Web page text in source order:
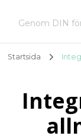
Genom DIN
Startsida